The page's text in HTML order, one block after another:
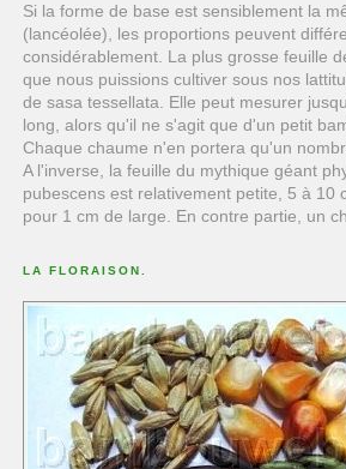
Si la forme de base est sensiblement la
(lancéolée), les proportions peuvent
considérablement. La plus grosse feuille
que nous puissions cultiver sous nos
de sasa tessellata. Elle peut mesurer
long, alors qu'il ne s'agit que d'un petit
Chaque chaume n'en portera qu'un
A l'inverse, la feuille du mythique géant
pubescens est relativement petite, 5 à 10
pour 1 cm de large. En contre partie, un
LA FLORAISON.